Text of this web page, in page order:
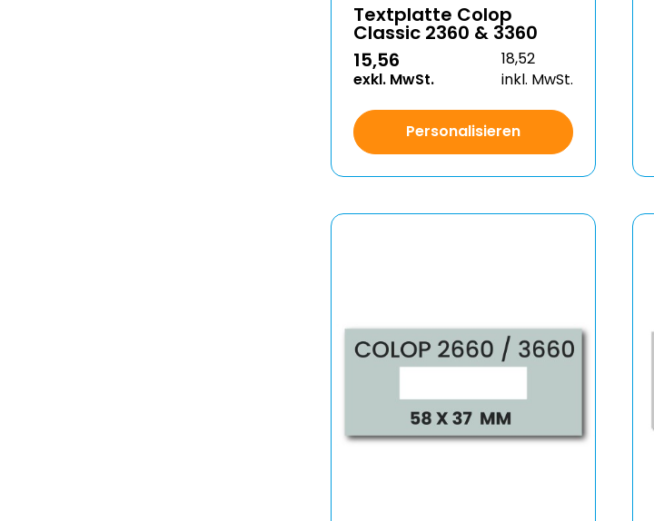
Textplatte Colop
Classic 2360 & 3360
15,56
exkl. MwSt.
18,52
inkl. MwSt.
Personalisieren